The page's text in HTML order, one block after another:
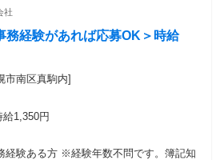
社
務経験があれば応募OK＞時給
市南区真駒内]
1,350円
験ある方 ※経験年数不問です。簿記知